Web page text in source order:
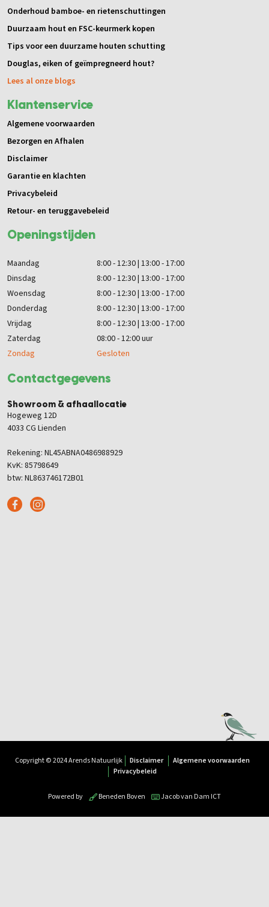
Contactgegevens
Showroom & afhaallocatie
Hogeweg 12D
4033 CG Lienden
Rekening: NL45ABNA0486988929
KvK: 85798649
btw: NL863746172B01
Openingstijden
Maandag
8:00 - 12:30 | 13:00 - 17:00
Dinsdag
8:00 - 12:30 | 13:00 - 17:00
Woensdag
8:00 - 12:30 | 13:00 - 17:00
Donderdag
8:00 - 12:30 | 13:00 - 17:00
Vrijdag
8:00 - 12:30 | 13:00 - 17:00
Zaterdag
08:00 - 12:00 uur
Zondag
Gesloten
Onderhoud bamboe- en rietenschuttingen
Duurzaam hout en FSC-keurmerk kopen
Tips voor een duurzame houten schutting
Douglas, eiken of geïmpregneerd hout?
Lees al onze blogs
Klantenservice
Algemene voorwaarden
Bezorgen en Afhalen
Disclaimer
Garantie en klachten
Privacybeleid
Retour- en teruggavebeleid
Copyright © 2024 Arends Natuurlijk Disclaimer
Algemene voorwaarden
Privacybeleid
Powered by Beneden Boven Jacob van Dam ICT